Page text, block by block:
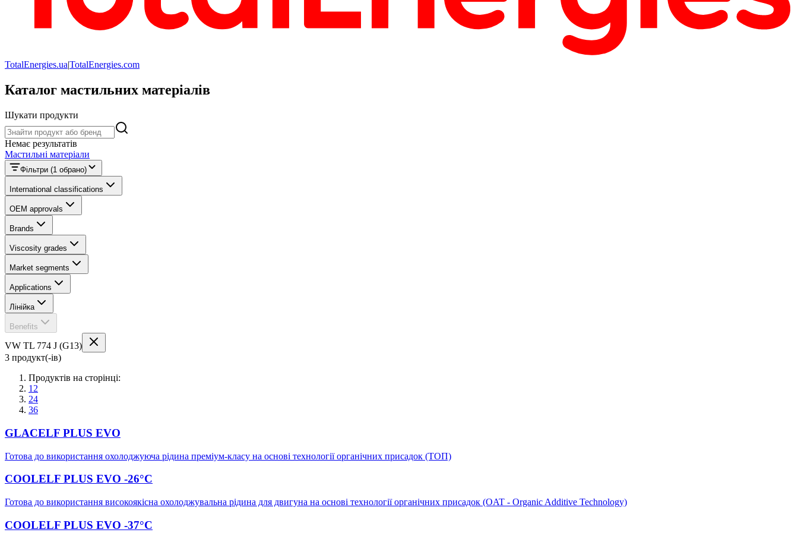
TotalEnergies.ua|TotalEnergies.com
Каталог мастильних матеріалів
Шукати продукти
Шукати продукти
Немає результатів
Мастильні матеріали
Фільтри (1 обрано)
International classifications
OEM approvals
Brands
Viscosity grades
Market segments
Applications
Лінійка
Benefits
VW TL 774 J (G13)
3 продукт(-ів)
Продуктів на сторінці:
12
24
36
GLACELF PLUS EVO
Готова до використання охолоджуюча рідина преміум-класу на основі технології органічних присадок (ТОП)
COOLELF PLUS EVO -26°C
Готова до використання високоякісна охолоджувальна рідина для двигуна на основі технології органічних присадок (OAT - Organic Additive Technology)
COOLELF PLUS EVO -37°C